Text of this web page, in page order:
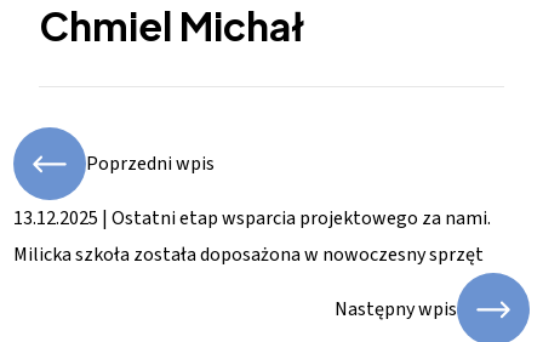
Chmiel Michał
Poprzedni wpis
13.12.2025 | Ostatni etap wsparcia projektowego za nami.
Milicka szkoła została doposażona w nowoczesny sprzęt
Następny wpis